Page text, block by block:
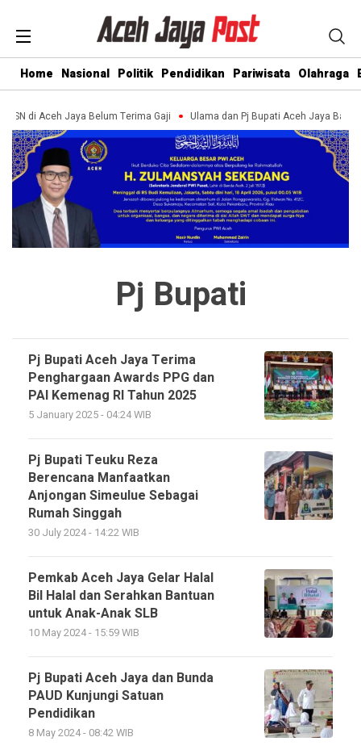
Home Nasional Politik Pendidikan Pariwisata Olahraga
di Aceh Jaya Belum Terima Gaji Ulama dan Pj Bupati Aceh Jaya
Pj Bupati
Pj Bupati Aceh Jaya Terima
Penghargaan Awards PPG dan
PAI Kemenag RI Tahun 2025
5 January 2025 - 04:24 WIB
Pj Bupati Teuku Reza
Berencana Manfaatkan
Anjongan Simeulue Sebagai
Rumah Singgah
30 July 2024 - 14:22 WIB
Pemkab Aceh Jaya Gelar Halal
Bil Halal dan Serahkan Bantuan
untuk Anak-Anak SLB
10 May 2024 - 15:59 WIB
Pj Bupati Aceh Jaya dan Bunda
PAUD Kunjungi Satuan
Pendidikan
8 May 2024 - 08:42 WIB